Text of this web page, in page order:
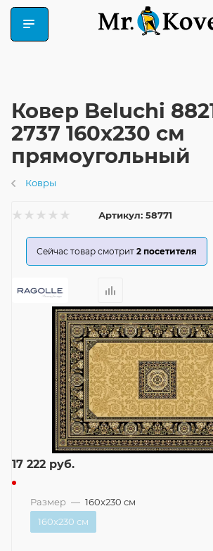
Ковер Beluchi
2737 160x230 см
прямоугольный
Ковры
Артикул: 58771
Сейчас товар смотрит 2 посетителя
17 222 руб.
Размер — 160x230 см
160x230 см